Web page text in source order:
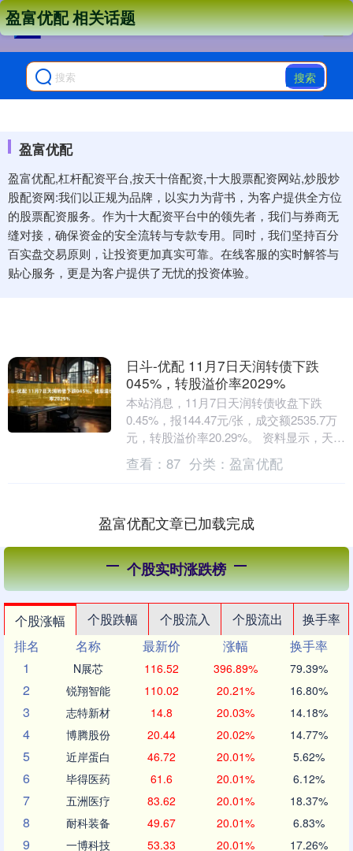
搜索
盈富优配
盈富优配,杠杆配资平台,按天十倍配资,十大股票配资网站,炒股炒
股配资网:我们以正规为品牌，以实力为背书，为客户提供全方位
的股票配资服务。作为十大配资平台中的领先者，我们与券商无
缝对接，确保资金的安全流转与专款专用。同时，我们坚持百分
百实盘交易原则，让投资更加真实可靠。在线客服的实时解答与
贴心服务，更是为客户提供了无忧的投资体验。
盈富优配 相关话题
日斗-优配 11月7日天润转债下跌
045%，转股溢价率2029%
本站消息，11月7日天润转债收盘下跌
0.45%，报144.47元/张，成交额2535.7万
元，转股溢价率20.29%。 资料显示，天润
转债信用级别为“AA”，债....
查看： 87 分类： 盈富优配
盈富优配文章已加载完成
个股实时涨跌榜
个股涨幅 个股跌幅 个股流入 个股流出
换手率
排名
名称 最新价 涨幅
换手率
1
N展芯 116.52 396.89% 79.39%
2 锐翔智能 110.02 20.21% 16.80%
3 志特新材 14.8 20.03% 14.18%
4 博腾股份 20.44 20.02% 14.77%
5 近岸蛋白 46.72 20.01% 5.62%
6 毕得医药 61.6 20.01% 6.12%
7 五洲医疗 83.62 20.01% 18.37%
8 耐科装备 49.67 20.01% 6.83%
9 一博科技 53.33 20.01% 17.26%